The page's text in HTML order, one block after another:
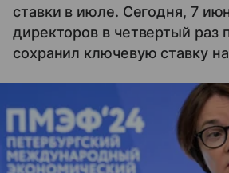
ставки в июле. Сегодня, 7
директоров в четвертый раз
сохранил ключевую ставку